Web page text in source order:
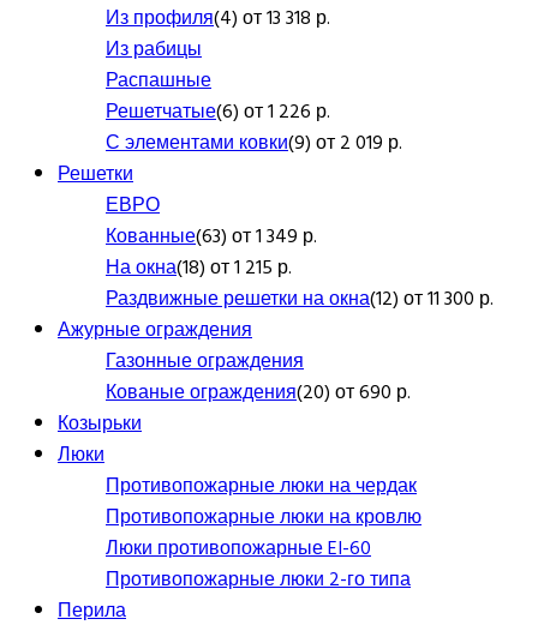
Из профиля(4) от 13 318 р.
Из рабицы
Распашные
Решетчатые(6) от 1 226 р.
С элементами ковки(9) от 2 019 р.
Решетки
ЕВРО
Кованные(63) от 1 349 р.
На окна(18) от 1 215 р.
Раздвижные решетки на окна(12) от 11 300 р.
Ажурные ограждения
Газонные ограждения
Кованые ограждения(20) от 690 р.
Козырьки
Люки
Противопожарные люки на чердак
Противопожарные люки на кровлю
Люки противопожарные EI-60
Противопожарные люки 2-го типа
Перила